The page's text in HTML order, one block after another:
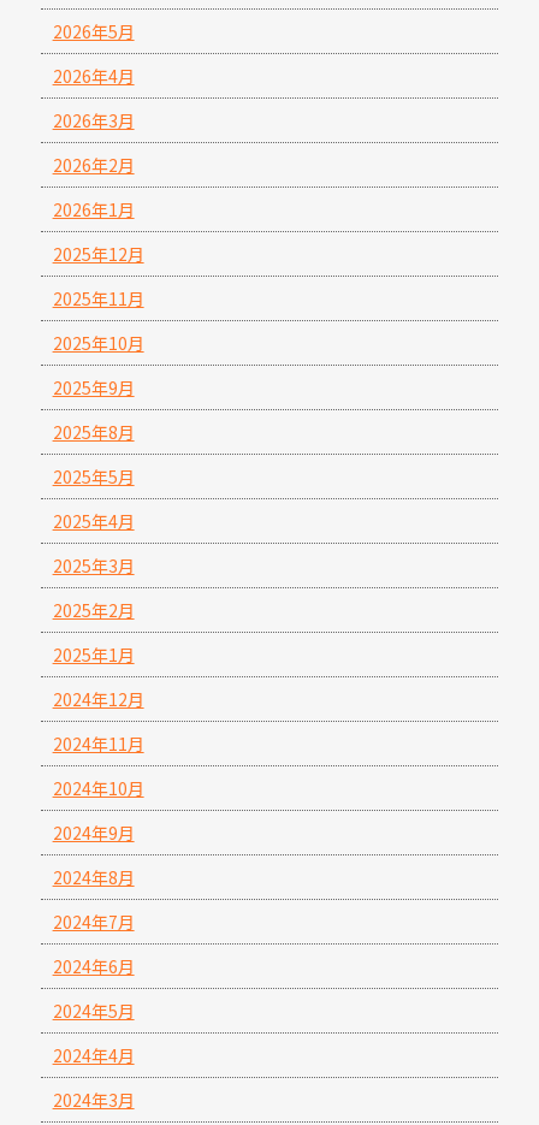
2026年5月
2026年4月
2026年3月
2026年2月
2026年1月
2025年12月
2025年11月
2025年10月
2025年9月
2025年8月
2025年5月
2025年4月
2025年3月
2025年2月
2025年1月
2024年12月
2024年11月
2024年10月
2024年9月
2024年8月
2024年7月
2024年6月
2024年5月
2024年4月
2024年3月